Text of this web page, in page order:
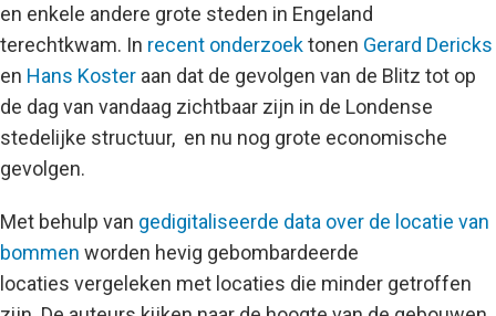
en enkele andere grote steden in Engeland
terechtkwam. In recent onderzoektonen Gerard Dericks
en Hans Koster aan dat de gevolgen van de Blitz tot op
de dag van vandaag zichtbaar zijn in de Londense
stedelijke structuur, en nu nog grote economische
gevolgen.
Met behulp van gedigitaliseerde data over de locatie van
bommen worden hevig gebombardeerde
locaties vergeleken met locaties die minder getroffen